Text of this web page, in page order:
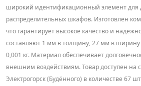
широкий идентификационный элемент для
распределительных шкафов. Изготовлен
что гарантирует высокое качество и
составляют 1 мм в толщину, 27 мм в
0,001 кг. Материал обеспечивает
внешним воздействиям. Товар доступен на
Электрогорск (Будённого) в количестве 67